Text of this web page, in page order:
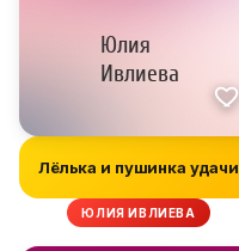
Лёлька и пушинка удачи
ЮЛИЯ ИВЛИЕВА